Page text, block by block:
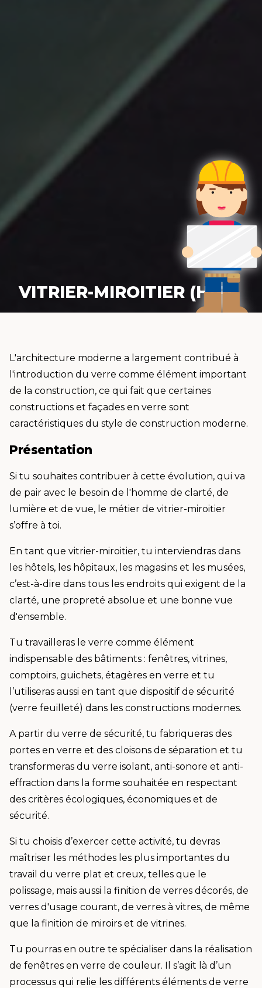
VITRIER-MIROITIER (H/F)
L'architecture moderne a largement contribué à
l'introduction du verre comme élément important
de la construction, ce qui fait que certaines
constructions et façades en verre sont
caractéristiques du style de construction moderne.
Présentation
Si tu souhaites contribuer à cette évolution, qui va
de pair avec le besoin de l'homme de clarté, de
lumière et de vue, le métier de vitrier-miroitier
s’offre à toi.
En tant que vitrier-miroitier, tu interviendras dans
les hôtels, les hôpitaux, les magasins et les musées,
c’est-à-dire dans tous les endroits qui exigent de la
clarté, une propreté absolue et une bonne vue
d'ensemble.
Tu travailleras le verre comme élément
indispensable des bâtiments : fenêtres, vitrines,
comptoirs, guichets, étagères en verre et tu
l’utiliseras aussi en tant que dispositif de sécurité
(verre feuilleté) dans les constructions modernes.
A partir du verre de sécurité, tu fabriqueras des
portes en verre et des cloisons de séparation et tu
transformeras du verre isolant, anti-sonore et anti-
effraction dans la forme souhaitée en respectant
des critères écologiques, économiques et de
sécurité.
Si tu choisis d’exercer cette activité, tu devras
maîtriser les méthodes les plus importantes du
travail du verre plat et creux, telles que le
polissage, mais aussi la finition de verres décorés, de
verres d'usage courant, de verres à vitres, de même
que la finition de miroirs et de vitrines.
Tu pourras en outre te spécialiser dans la réalisation
de fenêtres en verre de couleur. Il s’agit là d’un
processus qui relie les différents éléments de verre